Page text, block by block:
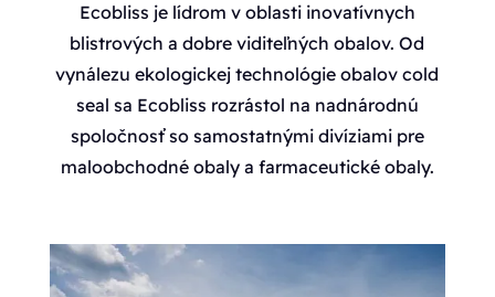
Ecobliss je lídrom v oblasti inovatívnych
blistrových a dobre viditeľných obalov. Od
vynálezu ekologickej technológie obalov cold
seal sa Ecobliss rozrástol na nadnárodnú
spoločnosť so samostatnými divíziami pre
maloobchodné obaly a farmaceutické obaly.